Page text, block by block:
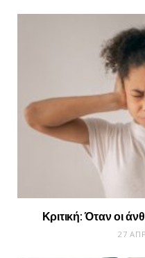
Κριτική: Όταν οι
27